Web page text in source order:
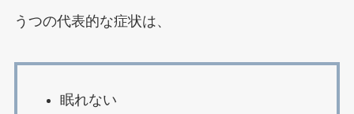
うつの代表的な症状は、
眠れない